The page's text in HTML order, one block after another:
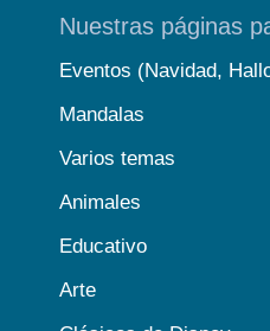
Nuestras páginas
Eventos (Navidad,
Mandalas
Varios temas
Animales
Educativo
Arte